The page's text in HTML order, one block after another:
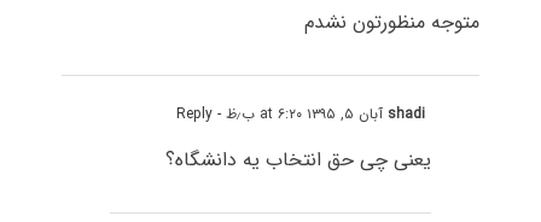
متوجه منظورتون نشدم
shadi آبان ۵, ۱۳۹۵ at ۶:۲۰ ب٫ظ - Reply
یعنی چی حق انتخاب یه دانشگاه؟